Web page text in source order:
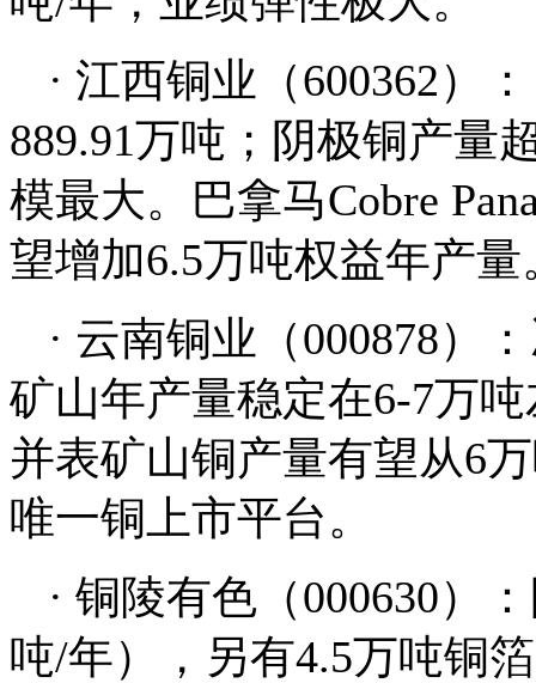
· 江西铜业（600362）
889.91万吨；阴极铜产量
模最大。巴拿马Cobre
望增加6.5万吨权益年产
· 云南铜业（000878）
矿山年产量稳定在6-7万
并表矿山铜产量有望从6
唯一铜上市平台。
· 铜陵有色（000630）
吨/年），另有4.5万吨铜